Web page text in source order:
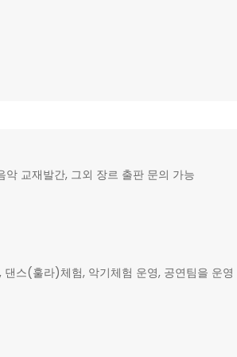
교재발간, 그외 장르 출판 문의 가능
스(훌라)체험, 악기체험 운영, 공연팀을 운영